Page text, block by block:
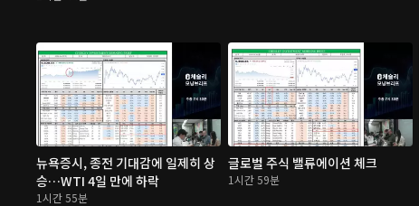
뉴욕증시, 종전 기대감에 일제히 상
승…WTI 4일 만에 하락
1시간 55분
글로벌 주식 밸류에이션 체크
1시간 59분